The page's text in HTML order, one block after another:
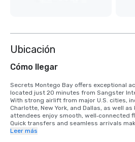
Ubicación
Cómo llegar
Secrets Montego Bay offers exceptional
located just 20 minutes from Sangster
With strong airlift from major U.S. cities,
Charlotte, New York, and Dallas, as well
attendees enjoy smooth, well‑connected
Quick transfers and seamless arrivals
corporate, and meeting groups to reach
Leer más